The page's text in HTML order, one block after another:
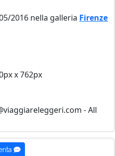
2016 nella galleria Firenze
x 762px
- All